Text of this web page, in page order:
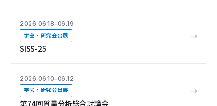
2026.06.18–06.19
学会・研究会出展
SISS-25
→
2026.06.10–06.12
学会・研究会出展
第74回質量分析総合討論会
→